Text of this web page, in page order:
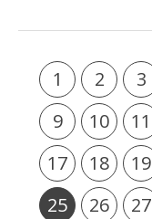
1 2 3
9
10 11
17
18 19
25
26 27